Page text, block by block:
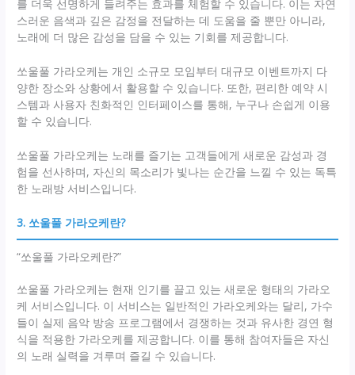
를 더욱 선명하게 들려주는 효과를 체험할 수 있습니다. 이는 자연
스러운 음색과 깊은 감정을 전달하는 데 도움을 줄 뿐만 아니라,
노래에 더 많은 감성을 담을 수 있는 기회를 제공합니다.
쏘울풀 가라오케는 개인 소규모 모임부터 대규모 이벤트까지 다
양한 장소와 상황에서 활용할 수 있습니다. 또한, 편리한 예약 시
스템과 사용자 친화적인 인터페이스를 통해, 누구나 손쉽게 이용
할 수 있습니다.
쏘울풀 가라오케는 노래를 즐기는 고객들에게 새로운 감성과 경
험을 선사하며, 자신의 목소리가 빛나는 순간을 느낄 수 있는 독특
한 노래방 서비스입니다.
3. 쏘울풀 가라오케란?
“쏘울풀 가라오케란?”
쏘울풀 가라오케는 현재 인기를 끌고 있는 새로운 형태의 가라오
케 서비스입니다. 이 서비스는 일반적인 가라오케와는 달리, 가수
들이 실제 음악 방송 프로그램에서 경쟁하는 것과 유사한 경연 형
식을 적용한 가라오케를 제공합니다. 이를 통해 참여자들은 자신
의 노래 실력을 겨루며 즐길 수 있습니다.